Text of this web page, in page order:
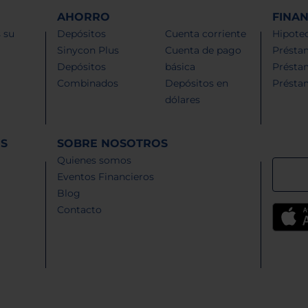
su
AHORRO
Depósitos
Sinycon Plus
Depósitos
Combinados
Cuenta corriente
Cuenta de pago
básica
Depósitos en
dólares
SOBRE NOSOTROS
Quienes somos
Eventos Financieros
Blog
Contacto